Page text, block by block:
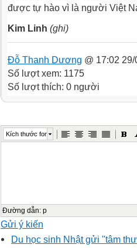
được tự hào vì là người Việt
Kim Linh (ghi)
Đỗ Thanh Dương @ 17:02
Số lượt xem: 1175
Số lượt thích: 0 người
Kích thước font
Đường dẫn: p
Gửi ý kiến
Du học sinh Nhật gửi "tâm